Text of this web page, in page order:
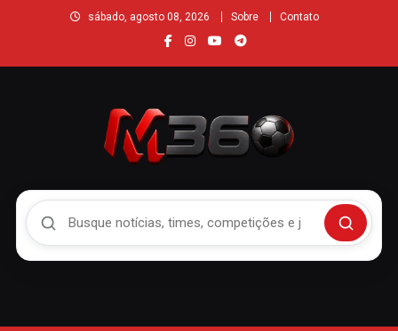
sábado, agosto 08, 2026 Sobre Contato
Buscar